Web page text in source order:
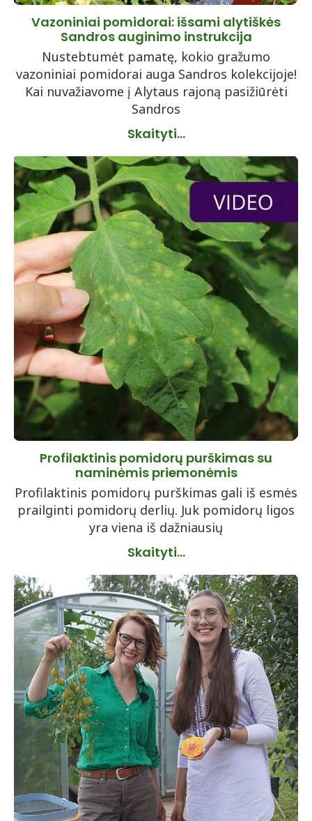
Vazoniniai pomidorai: išsami alytiškės
Sandros auginimo instrukcija
Nustebtumėt pamatę, kokio gražumo
vazoniniai pomidorai auga Sandros kolekcijoje!
Kai nuvažiavome į Alytaus rajoną pasižiūrėti
Sandros
Skaityti...
Profilaktinis pomidorų purškimas su
naminėmis priemonėmis
Profilaktinis pomidorų purškimas gali iš esmės
prailginti pomidorų derlių. Juk pomidorų ligos
yra viena iš dažniausių
Skaityti...